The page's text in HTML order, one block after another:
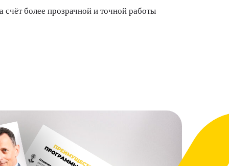
более прозрачной и точной работы